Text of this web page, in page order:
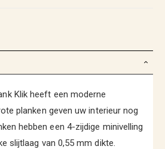
Klik heeft een moderne
planken geven uw interieur nog
hebben een 4-zijdige minivelling
slijtlaag van 0,55 mm dikte.